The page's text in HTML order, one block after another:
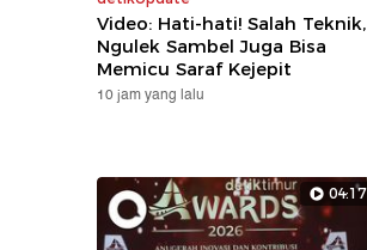
Video: Hati-hati! Salah Teknik,
Ngulek Sambel Juga Bisa
Memicu Saraf Kejepit
10 jam yang lalu
04:17